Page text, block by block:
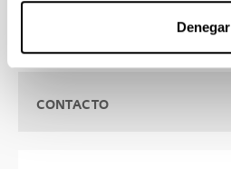
Denegar
CONTACTO